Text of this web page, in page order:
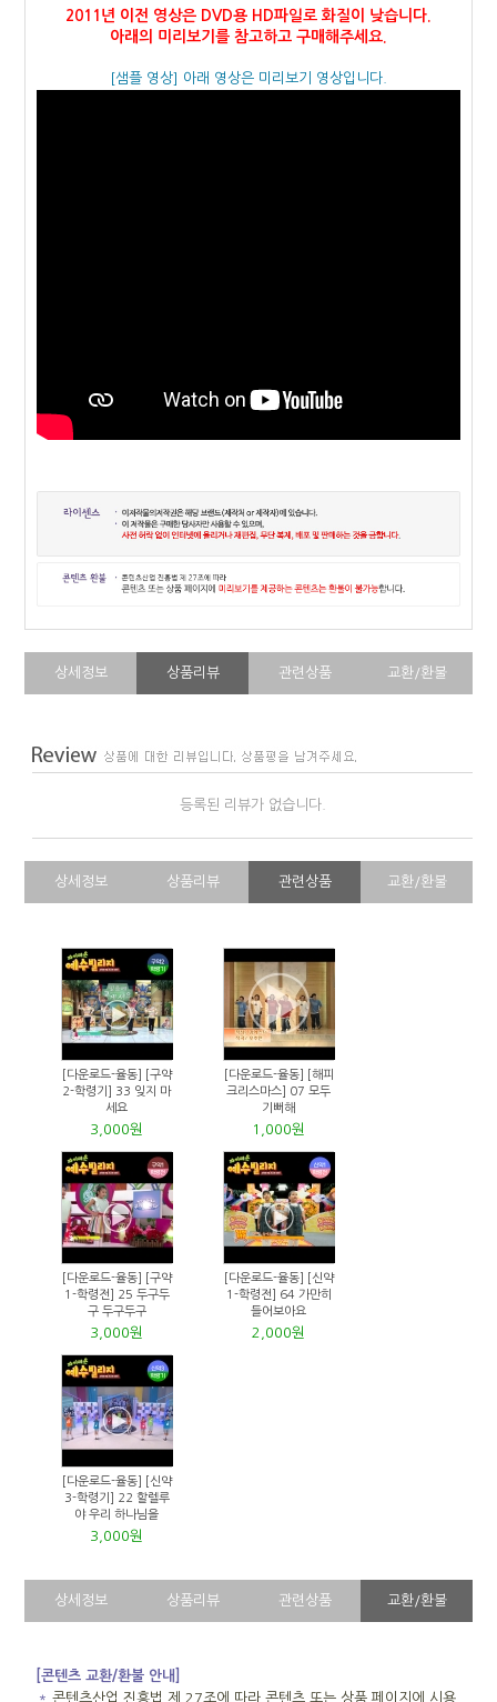
2011년 이전 영상은 DVD용 HD파일로 화질이 낮습니다.
아래의 미리보기를 참고하고 구매해주세요.
[샘플 영상] 아래 영상은 미리보기 영상입니다.
상세정보 상품리뷰 관련상품 교환/환불
등록된 리뷰가 없습니다.
상세정보 상품리뷰 관련상품 교환/환불
[다운로드-율동] [구약
2-학령기] 33 잊지 마
세요
3,000원
[다운로드-율동] [해피
크리스마스] 07 모두
기뻐해
1,000원
[다운로드-율동] [구약
1-학령전] 25 두구두
구 두구두구
3,000원
[다운로드-율동] [신약
1-학령전] 64 가만히
들어보아요
2,000원
[다운로드-율동] [신약
3-학령기] 22 할렐루
야 우리 하나님을
3,000원
상세정보 상품리뷰 관련상품 교환/환불
[콘텐츠 교환/환불 안내]
＊ 콘텐츠산업 진흥법 제 27조에 따라 콘텐츠 또는 상품 페이지에 시용